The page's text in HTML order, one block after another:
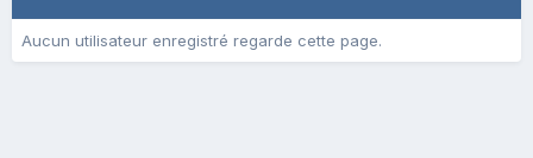
Aucun utilisateur enregistré regarde cette page.